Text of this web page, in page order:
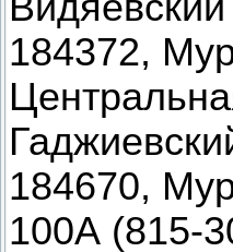
184372,
184670,
100А (815-